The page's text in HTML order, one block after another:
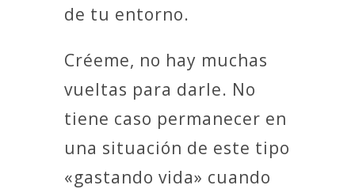
de tu entorno.
Créeme, no hay muchas
vueltas para darle. No
tiene caso permanecer en
una situación de este tipo
«gastando vida» cuando